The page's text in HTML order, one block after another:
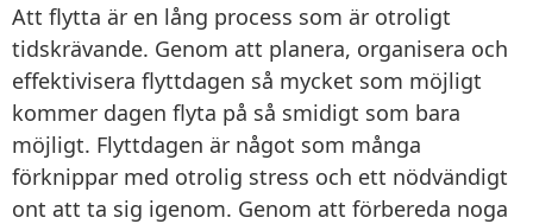
Att flytta är en lång process som är otroligt
tidskrävande. Genom att planera, organisera och
effektivisera flyttdagen så mycket som möjligt
kommer dagen flyta på så smidigt som bara
möjligt. Flyttdagen är något som många
förknippar med otrolig stress och ett nödvändigt
ont att ta sig igenom. Genom att förbereda noga